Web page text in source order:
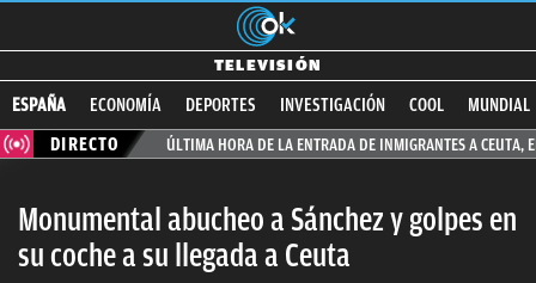
Bolsas de PLÁSTICO reutilizables
TELEVISIÓN
ESPAÑA ECONOMÍA DEPORTES INVESTIGACIÓN COOL
MUNDIAL
DIRECTO
ÚLTIMA HORA DE LA ENTRADA DE INMIGRANTES A CEUTA,
Monumental abucheo a Sánchez y golpes en
su coche a su llegada a Ceuta